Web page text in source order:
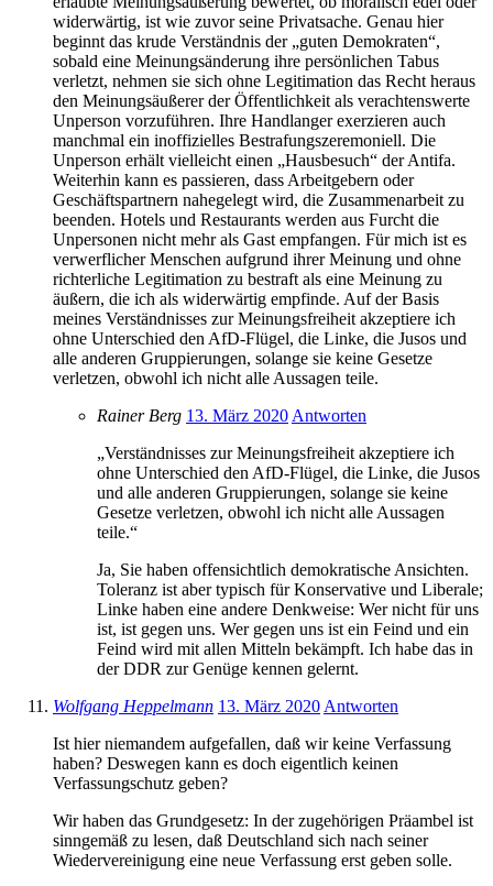
widerwärtig, ist wie zuvor seine Privatsache. Genau hier
beginnt das krude Verständnis der „guten Demokraten“,
sobald eine Meinungsänderung ihre persönlichen Tabus
verletzt, nehmen sie sich ohne Legitimation das Recht heraus
den Meinungsäußerer der Öffentlichkeit als verachtenswerte
Unperson vorzuführen. Ihre Handlanger exerzieren auch
manchmal ein inoffizielles Bestrafungszeremoniell. Die
Unperson erhält vielleicht einen „Hausbesuch“ der Antifa.
Weiterhin kann es passieren, dass Arbeitgebern oder
Geschäftspartnern nahegelegt wird, die Zusammenarbeit zu
beenden. Hotels und Restaurants werden aus Furcht die
Unpersonen nicht mehr als Gast empfangen. Für mich ist es
verwerflicher Menschen aufgrund ihrer Meinung und ohne
richterliche Legitimation zu bestraft als eine Meinung zu
äußern, die ich als widerwärtig empfinde. Auf der Basis
meines Verständnisses zur Meinungsfreiheit akzeptiere ich
ohne Unterschied den AfD-Flügel, die Linke, die Jusos und
alle anderen Gruppierungen, solange sie keine Gesetze
verletzen, obwohl ich nicht alle Aussagen teile.
Rainer Berg 13. März 2020 Antworten
„Verständnisses zur Meinungsfreiheit akzeptiere ich
ohne Unterschied den AfD-Flügel, die Linke, die Jusos
und alle anderen Gruppierungen, solange sie keine
Gesetze verletzen, obwohl ich nicht alle Aussagen
teile.“
Ja, Sie haben offensichtlich demokratische Ansichten.
Toleranz ist aber typisch für Konservative und Liberale;
Linke haben eine andere Denkweise: Wer nicht für uns
ist, ist gegen uns. Wer gegen uns ist ein Feind und ein
Feind wird mit allen Mitteln bekämpft. Ich habe das in
der DDR zur Genüge kennen gelernt.
Wolfgang Heppelmann 13. März 2020 Antworten
Ist hier niemandem aufgefallen, daß wir keine Verfassung
haben? Deswegen kann es doch eigentlich keinen
Verfassungschutz geben?
Wir haben das Grundgesetz: In der zugehörigen Präambel ist
sinngemäß zu lesen, daß Deutschland sich nach seiner
Wiedervereinigung eine neue Verfassung erst geben solle.